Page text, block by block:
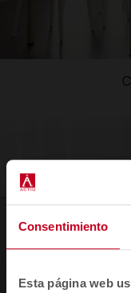
Consentimiento
Esta página web